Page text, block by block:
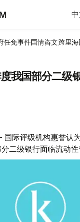
任免事件国情咨文跨里
我国部分二级
国际评级机构惠誉认
二级银行面临流动性